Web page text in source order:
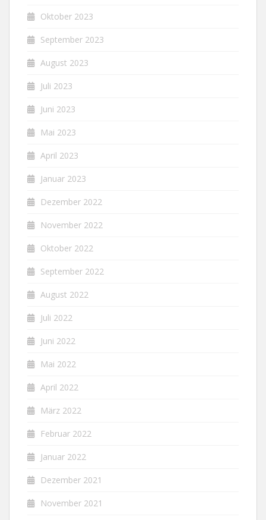
Oktober 2023
September 2023
August 2023
Juli 2023
Juni 2023
Mai 2023
April 2023
Januar 2023
Dezember 2022
November 2022
Oktober 2022
September 2022
August 2022
Juli 2022
Juni 2022
Mai 2022
April 2022
März 2022
Februar 2022
Januar 2022
Dezember 2021
November 2021